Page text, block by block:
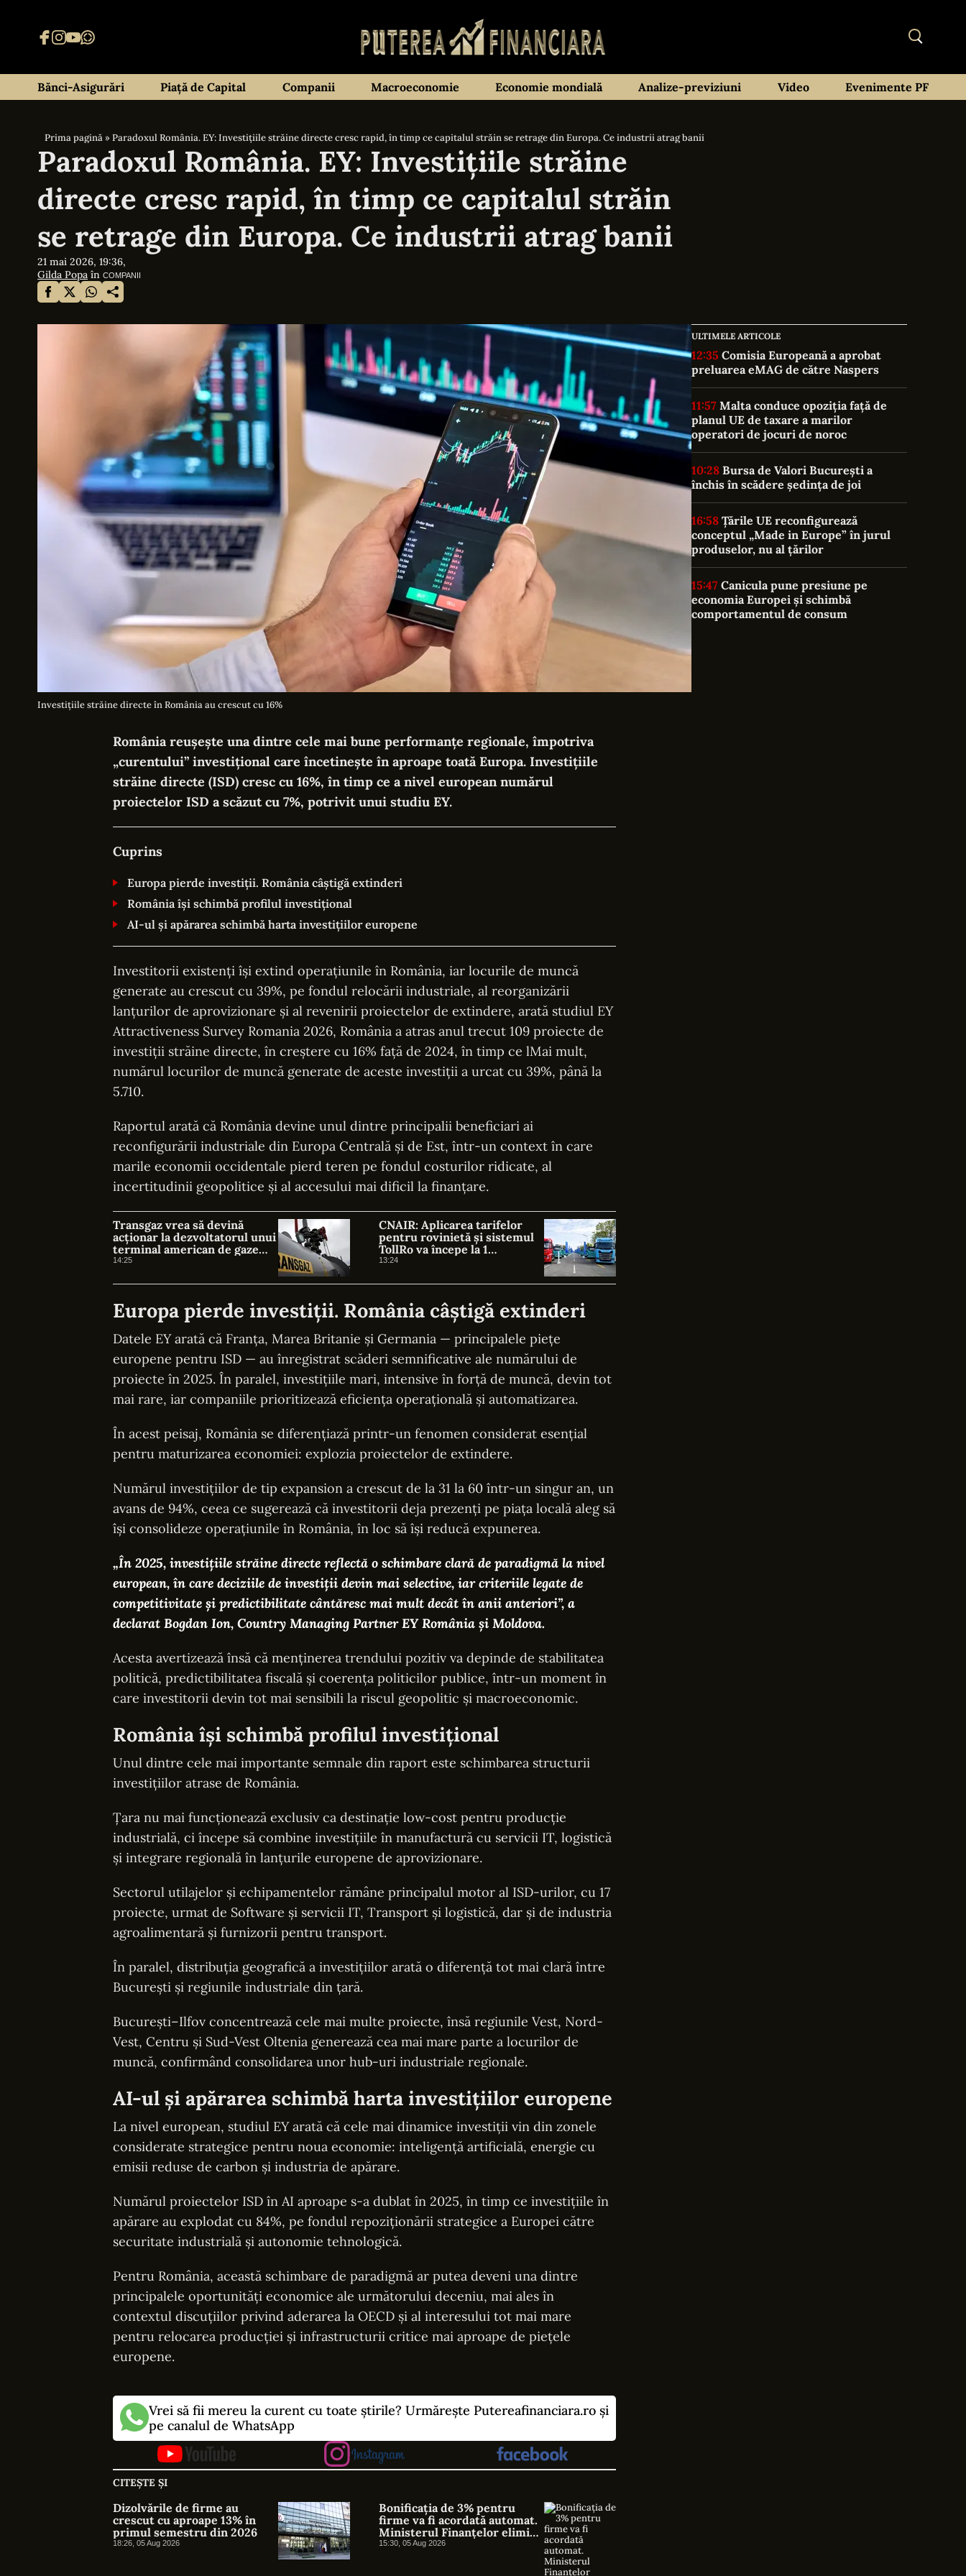
Bănci-Asigurări Piață de Capital Companii Macroeconomie Economie mondială Analize-previziuni Video Evenimente PF
Prima pagină»Paradoxul România. EY: Investițiile străine directe cresc rapid, în timp ce capitalul străin se retrage din Europa. Ce industrii atrag banii
Paradoxul România. EY: Investițiile străine
directe cresc rapid, în timp ce capitalul străin
se retrage din Europa. Ce industrii atrag banii
21 mai 2026, 19:36,
Gilda Popa în COMPANII
Investițiile străine directe în România au crescut cu 16%
România reușește una dintre cele mai bune performanțe regionale, împotriva
„curentului” investițional care încetinește în aproape toată Europa. Investițiile
străine directe (ISD) cresc cu 16%, în timp ce a nivel european numărul
proiectelor ISD a scăzut cu 7%, potrivit unui studiu EY.
Cuprins
Europa pierde investiții. România câștigă extinderi
România își schimbă profilul investițional
AI-ul și apărarea schimbă harta investițiilor europene
Investitorii existenți își extind operațiunile în România, iar locurile de muncă
generate au crescut cu 39%, pe fondul relocării industriale, al reorganizării
lanțurilor de aprovizionare și al revenirii proiectelor de extindere, arată studiul EY
Attractiveness Survey Romania 2026, România a atras anul trecut 109 proiecte de
investiții străine directe, în creștere cu 16% față de 2024, în timp ce lMai mult,
numărul locurilor de muncă generate de aceste investiții a urcat cu 39%, până la
5.710.
Raportul arată că România devine unul dintre principalii beneficiari ai
reconfigurării industriale din Europa Centrală și de Est, într-un context în care
marile economii occidentale pierd teren pe fondul costurilor ridicate, al
incertitudinii geopolitice și al accesului mai dificil la finanțare.
Transgaz vrea să devină
acționar la dezvoltatorul unui
terminal american de gaze
naturale lichefiate
14:25
CNAIR: Aplicarea tarifelor
pentru rovinietă și sistemul
TollRo va începe la 1
octombrie
13:24
Europa pierde investiții. România câștigă extinderi
Datele EY arată că Franța, Marea Britanie și Germania — principalele piețe
europene pentru ISD — au înregistrat scăderi semnificative ale numărului de
proiecte în 2025. În paralel, investițiile mari, intensive în forță de muncă, devin tot
mai rare, iar companiile prioritizează eficiența operațională și automatizarea.
În acest peisaj, România se diferențiază printr-un fenomen considerat esențial
pentru maturizarea economiei: explozia proiectelor de extindere.
Numărul investițiilor de tip expansion a crescut de la 31 la 60 într-un singur an, un
avans de 94%, ceea ce sugerează că investitorii deja prezenți pe piața locală aleg să
își consolideze operațiunile în România, în loc să își reducă expunerea.
„În 2025, investițiile străine directe reflectă o schimbare clară de paradigmă la nivel
european, în care deciziile de investiții devin mai selective, iar criteriile legate de
competitivitate și predictibilitate cântăresc mai mult decât în anii anteriori”, a
declarat Bogdan Ion, Country Managing Partner EY România și Moldova.
Acesta avertizează însă că menținerea trendului pozitiv va depinde de stabilitatea
politică, predictibilitatea fiscală și coerența politicilor publice, într-un moment în
care investitorii devin tot mai sensibili la riscul geopolitic și macroeconomic.
România își schimbă profilul investițional
Unul dintre cele mai importante semnale din raport este schimbarea structurii
investițiilor atrase de România.
Țara nu mai funcționează exclusiv ca destinație low-cost pentru producție
industrială, ci începe să combine investițiile în manufactură cu servicii IT, logistică
și integrare regională în lanțurile europene de aprovizionare.
Sectorul utilajelor și echipamentelor rămâne principalul motor al ISD-urilor, cu 17
proiecte, urmat de Software și servicii IT, Transport și logistică, dar și de industria
agroalimentară și furnizorii pentru transport.
În paralel, distribuția geografică a investițiilor arată o diferență tot mai clară între
București și regiunile industriale din țară.
București–Ilfov concentrează cele mai multe proiecte, însă regiunile Vest, Nord-
Vest, Centru și Sud-Vest Oltenia generează cea mai mare parte a locurilor de
muncă, confirmând consolidarea unor hub-uri industriale regionale.
AI-ul și apărarea schimbă harta investițiilor europene
La nivel european, studiul EY arată că cele mai dinamice investiții vin din zonele
considerate strategice pentru noua economie: inteligență artificială, energie cu
emisii reduse de carbon și industria de apărare.
Numărul proiectelor ISD în AI aproape s-a dublat în 2025, în timp ce investițiile în
apărare au explodat cu 84%, pe fondul repoziționării strategice a Europei către
securitate industrială și autonomie tehnologică.
Pentru România, această schimbare de paradigmă ar putea deveni una dintre
principalele oportunități economice ale următorului deceniu, mai ales în
contextul discuțiilor privind aderarea la OECD și al interesului tot mai mare
pentru relocarea producției și infrastructurii critice mai aproape de piețele
europene.
Vrei să fii mereu la curent cu toate știrile? Urmărește Putereafinanciara.ro și
pe canalul de WhatsApp
CITEȘTE ȘI
Dizolvările de firme au
crescut cu aproape 13% în
primul semestru din 2026
18:26, 05 Aug 2026
Bonificația de 3% pentru
firme va fi acordată automat.
Ministerul Finanțelor elimină
cererile și documentele
15:30, 05 Aug 2026
ULTIMELE ARTICOLE
12:35
preluarea eMAG de către Naspers
11:57
planul UE de taxare a marilor
operatori de jocuri de noroc
10:28
închis în scădere ședința de joi
16:58
conceptul „Made in Europe” în jurul
produselor, nu al țărilor
15:47
economia Europei și schimbă
comportamentul de consum